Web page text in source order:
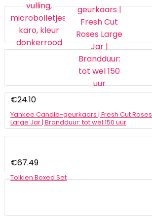
€24.10
Yankee Candle-geurkaars | Fresh Cut Roses
Large Jar | Brandduur: tot wel 150 uur
€67.49
Tolkien Boxed Set